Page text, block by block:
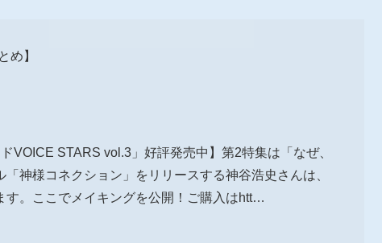
め】
VOICE STARS vol.3」好評発売中】第2特集は「なぜ、
神様コネクション」をリリースする神谷浩史さんは、
す。ここでメイキングを公開！ご購入はhtt…